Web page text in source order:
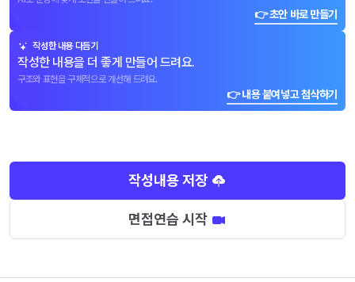
👉 초안 바로 만들기
작성한 내용 다듬기
작성한 내용을 더 좋게 만들어 드려요.
구조와 표현을 구체적으로 개선해 드려요.
👉 내용 붙여넣고 첨삭하기
작성내용 저장
면접연습 시작